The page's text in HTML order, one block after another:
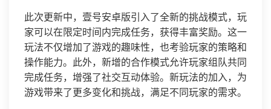
此次更新中，壹号安卓版引入了全新的挑战模式，玩
家可以在限定时间内完成任务，获得丰富奖励。这一
玩法不仅增加了游戏的趣味性，也考验玩家的策略和
操作能力。此外，新增的合作模式允许玩家组队共同
完成任务，增强了社交互动体验。新玩法的加入，为
游戏带来了更多变化和挑战，满足不同玩家的需求。